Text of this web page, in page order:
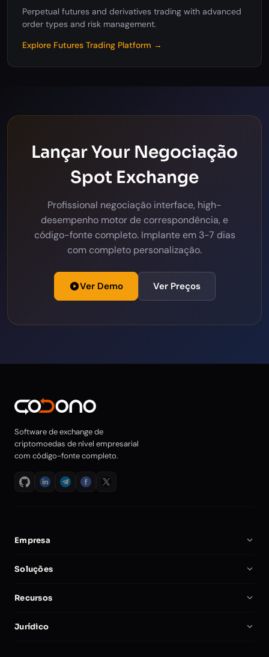
Perpetual futures and derivatives trading with advanced
order types and risk management.
Explore Futures Trading Platform →
Lançar Your Negociação
Spot Exchange
Profissional negociação interface, high-
desempenho motor de correspondência, e
código-fonte completo. Implante em 3-7 dias
com completo personalização.
Ver Demo Ver Preços
Software de exchange de
criptomoedas de nível empresarial
com código-fonte completo.
Empresa
Sobre Nós
Parceiros
Comparar
Soluções
Software de Exchange Cripto
Script de Exchange Cripto
Recursos
Documentação
Jurídico